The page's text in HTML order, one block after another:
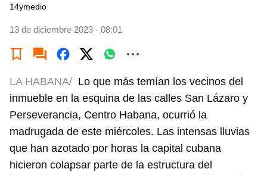
14ymedio
13 de diciembre 2023 - 08:01
LA HABANA/ Lo que más temían los vecinos del
inmueble en la esquina de las calles San Lázaro y
Perseverancia, Centro Habana, ocurrió la
madrugada de este miércoles. Las intensas lluvias
que han azotado por horas la capital cubana
hicieron colapsar parte de la estructura del